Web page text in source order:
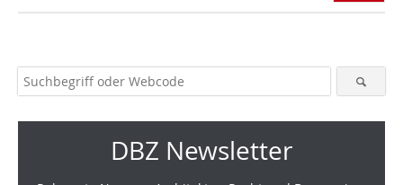
DBZ Newsletter